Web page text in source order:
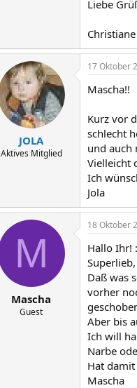
Liebe
Christiane
JOLA
Aktives Mitglied
17 Oktober
Mascha!!
Kurz vor
schlecht
und auch
Vielleicht
Ich
Jola
M
Mascha
Guest
18 Oktober
Hallo Ihr!
Daß was
vorher
Aber bis
Ich will
Narbe
Hat
Mascha